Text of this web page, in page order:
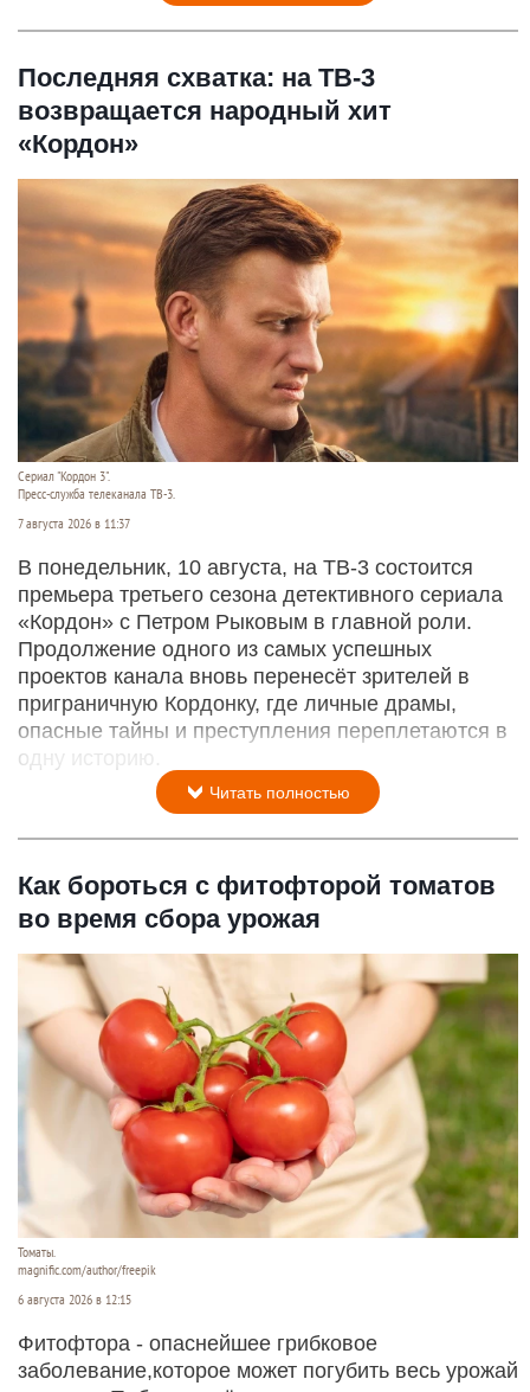
Последняя схватка: на ТВ-3
возвращается народный хит
«Кордон»
Сериал "Кордон 3".
Пресс-служба телеканала ТВ-3.
7 августа 2026 в 11:37
В понедельник, 10 августа, на ТВ-3 состоится
премьера третьего сезона детективного сериала
«Кордон» с Петром Рыковым в главной роли.
Продолжение одного из самых успешных
проектов канала вновь перенесёт зрителей в
приграничную Кордонку, где личные драмы,
опасные тайны и преступления переплетаются в
одну историю.
Читать полностью
Как бороться с фитофторой томатов
во время сбора урожая
Томаты.
magnific.com/author/freepik
6 августа 2026 в 12:15
Фитофтора - опаснейшее грибковое
заболевание,которое может погубить весь урожай